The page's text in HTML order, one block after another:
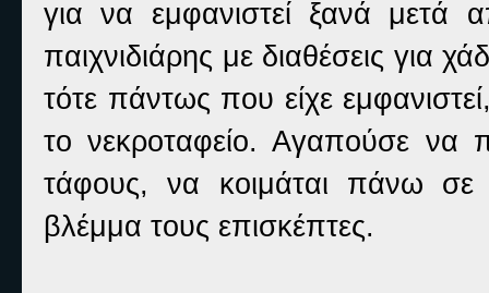
για να εμφανιστεί ξανά μετά
παιχνιδιάρης με διαθέσεις για
τότε πάντως που είχε
το νεκροταφείο. Αγαπούσε να
τάφους, να κοιμάται πάνω σε
βλέμμα τους επισκέπτες.